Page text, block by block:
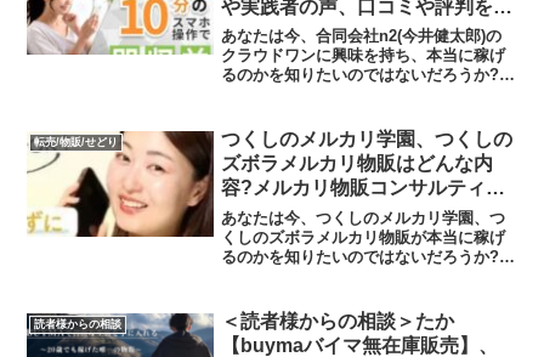
や実践者の声、口コミや評判を調
査しました
あなたは今、合同会社n2(今井健太郎)の
クラウドワンに興味を持ち、本当に稼げ
るのかを知りたいのではないだろうか?ま
うか？答えを言うと、初心者が隙間時間
で稼げる可能性は低...
転売/物販/せどり
つくしのメルカリ学園、つくしの
ズボラメルカリ物販はどんな内
容?メルカリ物販コンサルティン
グの実態や実践者の声、口コミや
評判を調査しました
あなたは今、つくしのメルカリ学園、つ
くしのズボラメルカリ物販が本当に稼げ
るのかを知りたいのではないだろうか?ま
を調べようとしているのではないだろう
か？答えを言うと、あな...
読者様からの相談
＜読者様からの相談＞たか
【buymaバイマ無在庫販売】、